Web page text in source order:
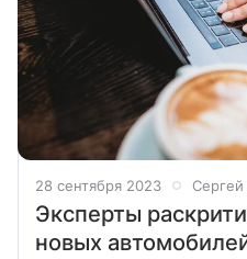
28 сентября 2023 Сергей
Эксперты
новых